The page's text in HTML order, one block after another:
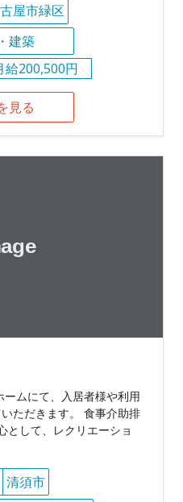
屋市緑区
建築
給200,500円
見る
ムにて、入居者様や利用
ただきます。 食事介助排
として、レクリエーショ
清須市